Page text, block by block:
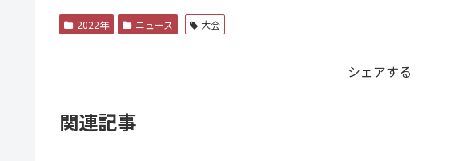
2022年 ニュース 大会
シェアする
関連記事